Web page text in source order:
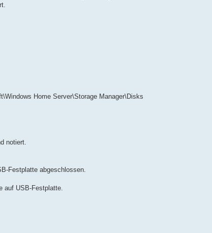
Home Server\Storage Manager\Disks
notiert.
Festplatte abgeschlossen.
auf USB-Festplatte.